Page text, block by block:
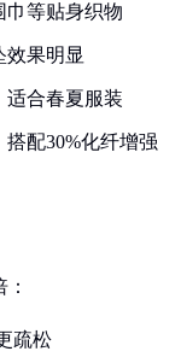
巾等贴身织物
效果明显
适合春夏服装
配30%化纤增强
疏松